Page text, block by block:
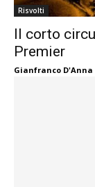
Risvolti
Il corto
Premier
Gianfranco D'Anna